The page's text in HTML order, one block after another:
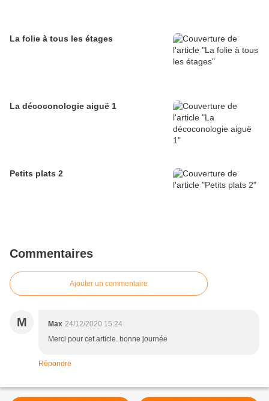
La folie à tous les étages
La décoconologie aiguë 1
Petits plats 2
Commentaires
Ajouter un commentaire
M Max 24/12/2020 15:24
Merci pour cet article. bonne journée
Répondre